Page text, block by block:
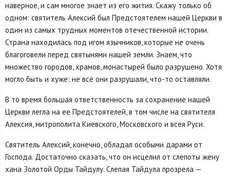
наверное, и сам многое знает из его жития. Скажу только об
одном: святитель Алексий был Предстоятелем нашей Церкви в
один из самых трудных моментов отечественной истории.
Страна находилась под игом язычников, которые не очень
благоговели перед святынями нашей земли. Знаем, что
множество городов, храмов, монастырей было разрушено. Хотя
могло быть и хуже: не всё они разрушали, что-то оставляли.
В то время большая ответственность за сохранение нашей
Церкви легла на ее Предстоятелей, в том числе на святителя
Алексия, митрополита Киевского, Московского и всея Руси.
Святитель Алексий, конечно, обладал особыми дарами от
Господа. Достаточно сказать, что он исцелил от слепоты жену
хана Золотой Орды Тайдулу. Слепая Тайдула прозрела —